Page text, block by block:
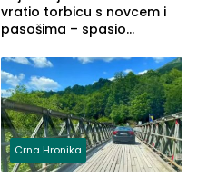
vratio torbicu s novcem i
pasošima – spasio
Grčkoj
Crna Hronika